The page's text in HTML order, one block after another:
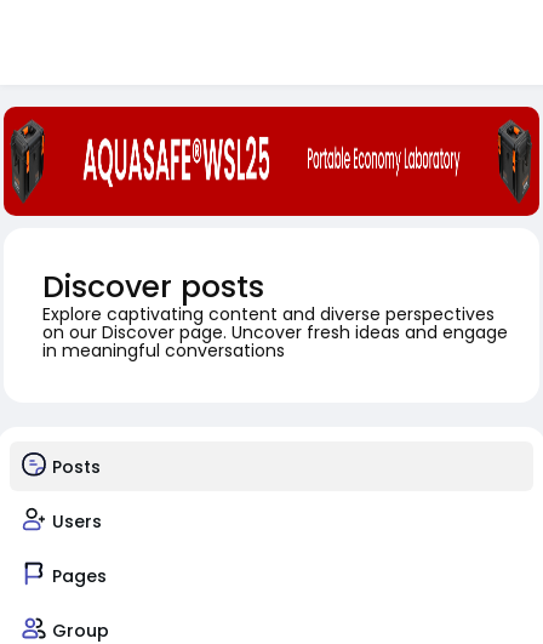
Discover posts
Explore captivating content and diverse perspectives
on our Discover page. Uncover fresh ideas and engage
in meaningful conversations
Posts
Users
Pages
Group